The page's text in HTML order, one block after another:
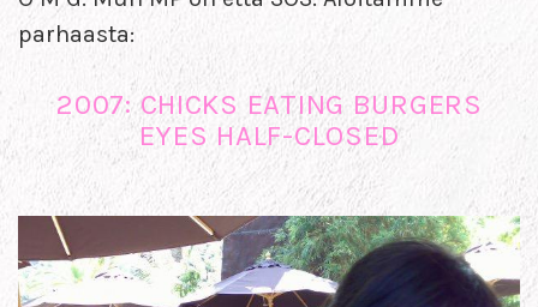
parhaasta:
2007: CHICKS EATING BURGERS
EYES HALF-CLOSED